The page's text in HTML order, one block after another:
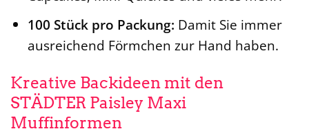
100 Stück pro Packung: Damit Sie immer
ausreichend Förmchen zur Hand haben.
Kreative Backideen mit den
STÄDTER Paisley Maxi
Muffinformen